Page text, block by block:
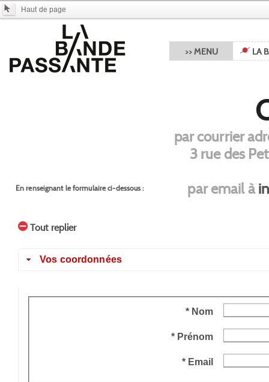
Haut de page
>> MENU LA
par courrier
3 rue des
par email à
En renseignant le formulaire ci-dessous :
Tout replier
Vos coordonnées
* Nom
* Prénom
* Email